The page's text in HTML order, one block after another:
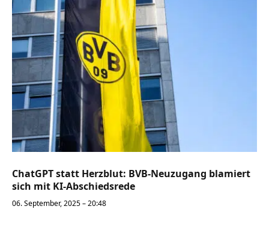
ChatGPT statt Herzblut: BVB-Neuzugang blamiert
sich mit KI-Abschiedsrede
06. September, 2025 – 20:48